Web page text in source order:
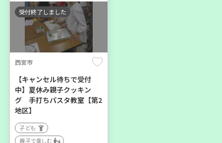
平和・防災
2026年
月24日(木)
神戸市東灘区
【第3地区本部】地域のつど
受付終了しました
西宮市
【キャンセル待ちで受付
中】夏休み親子クッキン
グ 手打ちパスタ教室【第2
地区】
子ども
親子で楽しむ